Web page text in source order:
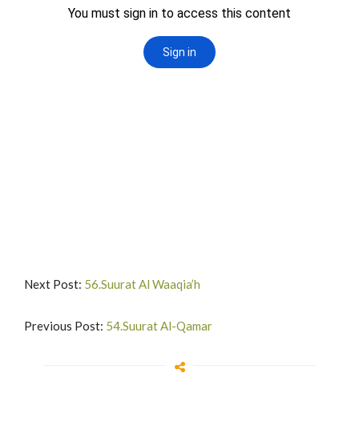
Next Post: 56.Suurat Al Waaqia’h
Previous Post: 54.Suurat Al-Qamar